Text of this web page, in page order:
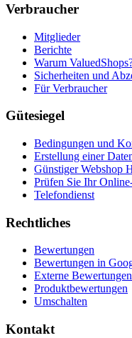
Verbraucher
Mitglieder
Berichte
Warum
Sicherheiten und
Für Verbraucher
Gütesiegel
Bedingungen und
Erstellung einer
Günstiger Webshop
Prüfen Sie Ihr
Telefondienst
Rechtliches
Bewertungen
Bewertungen in
Externe
Produktbewertungen
Umschalten
Kontakt